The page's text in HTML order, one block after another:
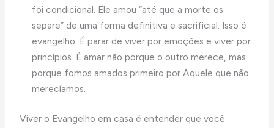
foi condicional. Ele amou “até que a morte os
separe” de uma forma definitiva e sacrificial. Isso é
evangelho. É parar de viver por emoções e viver por
princípios. É amar não porque o outro merece, mas
porque fomos amados primeiro por Aquele que não
merecíamos.
Viver o Evangelho em casa é entender que você